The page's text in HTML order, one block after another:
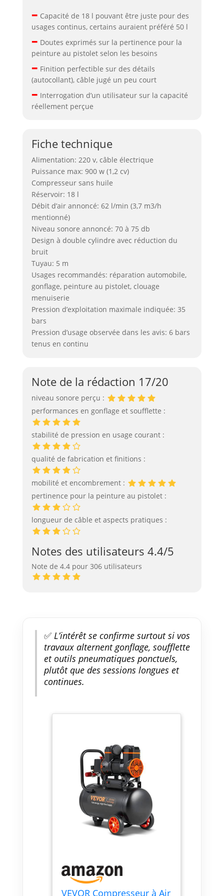
– Capacité de 18 l pouvant être juste pour des
usages continus, certains auraient préféré 50 l
– Doutes exprimés sur la pertinence pour la
peinture au pistolet selon les besoins
– Finition perfectible sur des détails
(autocollant), câble jugé un peu court
– Interrogation d’un utilisateur sur la capacité
réellement perçue
Fiche technique
Alimentation: 220 v, câble électrique
Puissance max: 900 w (1,2 cv)
Compresseur sans huile
Réservoir: 18 l
Débit d’air annoncé: 62 l/min (3,7 m3/h
mentionné)
Niveau sonore annoncé: 70 à 75 db
Design à double cylindre avec réduction du
bruit
Tuyau: 5 m
Usages recommandés: réparation automobile,
gonflage, peinture au pistolet, clouage
menuiserie
Pression d’exploitation maximale indiquée: 35
bars
Pression d’usage observée dans les avis: 6 bars
tenus en continu
Note de la rédaction 17/20
niveau sonore perçu :
performances en gonflage et soufflette :
stabilité de pression en usage courant :
qualité de fabrication et finitions :
mobilité et encombrement :
pertinence pour la peinture au pistolet :
longueur de câble et aspects pratiques :
Notes des utilisateurs 4.4/5
Note de 4.4 pour 306 utilisateurs
✅L’intérêt se confirme surtout si vos
travaux alternent gonflage, soufflette
et outils pneumatiques ponctuels,
plutôt que des sessions longues et
continues.
VEVOR Compresseur à Air